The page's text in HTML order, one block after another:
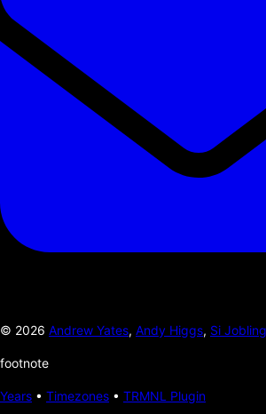
© 2026 Andrew Yates, Andy Higgs, Si Jobling
footnote
Years • Timezones • TRMNL Plugin